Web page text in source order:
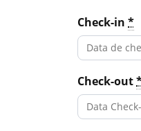
Check-in *
Check-out